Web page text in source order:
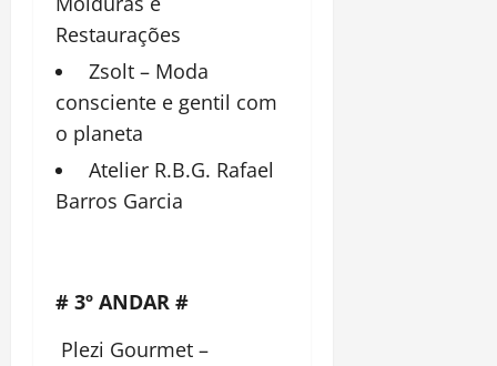
Restaurações
Zsolt – Moda
consciente e gentil com
o planeta
Atelier R.B.G. Rafael
Barros Garcia
# 3º ANDAR #
Plezi Gourmet –